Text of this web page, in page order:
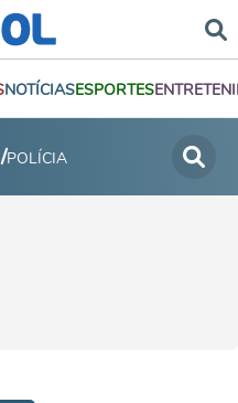
NOTÍCIASESPORTES
POLÍCIA